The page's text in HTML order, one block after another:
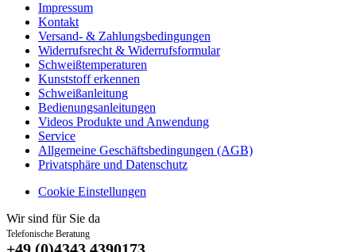
Impressum
Kontakt
Versand- & Zahlungsbedingungen
Widerrufsrecht & Widerrufsformular
Schweißtemperaturen
Kunststoff erkennen
Schweißanleitung
Bedienungsanleitungen
Videos Produkte und Anwendung
Service
Allgemeine Geschäftsbedingungen (AGB)
Privatsphäre und Datenschutz
Cookie Einstellungen
Wir sind für Sie da
Telefonische Beratung